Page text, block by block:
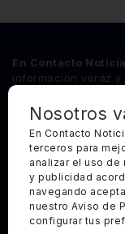
Querétaro
En Contacto
información veraz
principales
Síguenos
Categorías
Otros Enlaces
Nosotros
En Contacto
terceros para
analizar el uso
y publicidad
navegando
nuestro Aviso de
configurar tus